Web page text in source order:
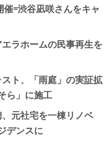
=渋谷凪咲さんをキャ
ラホームの民事再生を
ト、「雨庭」の実証拡
ら」に施工
元社宅を一棟リノベ
デンスに